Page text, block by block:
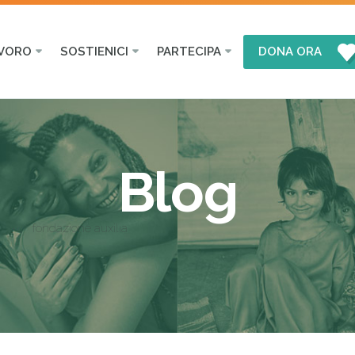
SOSTIENICI PARTECIPA DONA ORA
Blog
fondazione auxilia